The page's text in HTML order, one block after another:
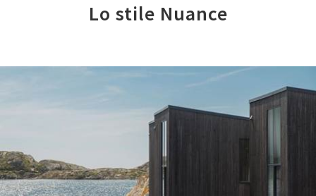
Lo stile Nuance